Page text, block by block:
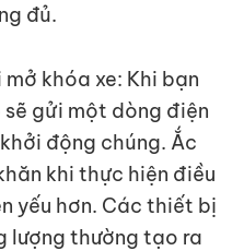
đủ.
khóa xe: Khi bạn
gửi một dòng điện
động chúng. Ắc
khi thực hiện điều
yếu hơn. Các thiết bị
lượng thường tạo ra